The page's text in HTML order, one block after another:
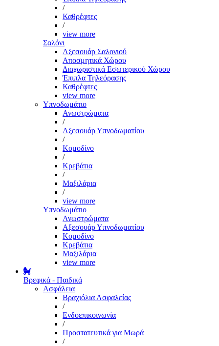
/
Καθρέφτες
/
view more
Σαλόνι
Αξεσουάρ Σαλονιού
Αποσμητικά Χώρου
Διαχωριστικά Εσωτερικού Χώρου
Έπιπλα Τηλεόρασης
Καθρέφτες
view more
Υπνοδωμάτιο
Ανωστρώματα
/
Αξεσουάρ Υπνοδωματίου
/
Κομοδίνο
/
Κρεβάτια
/
Μαξιλάρια
/
view more
Υπνοδωμάτιο
Ανωστρώματα
Αξεσουάρ Υπνοδωματίου
Κομοδίνο
Κρεβάτια
Μαξιλάρια
view more
Βρεφικά - Παιδικά
Ασφάλεια
Βραχιόλια Ασφαλείας
/
Ενδοεπικοινωνία
/
Προστατευτικά για Μωρά
/